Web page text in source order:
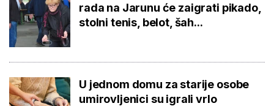
rada na Jarunu će zaigrati pikado,
stolni tenis, belot, šah...
U jednom domu za starije osobe
umirovljenici su igrali vrlo